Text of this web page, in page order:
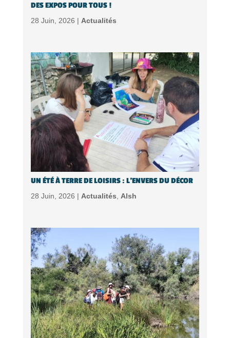
DES EXPOS POUR TOUS !
28 Juin, 2026 | Actualités
UN ÉTÉ À TERRE DE LOISIRS : L’ENVERS DU DÉCOR
28 Juin, 2026 | Actualités Alsh